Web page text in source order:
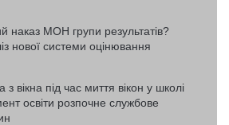
наказ МОН групи результатів?
нової системи оцінювання
вікна під час миття вікон у школі
освіти розпочне службове